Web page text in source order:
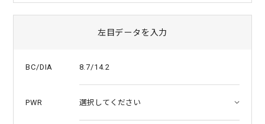
左目データを入力
BC/DIA 8.7/14.2
PWR